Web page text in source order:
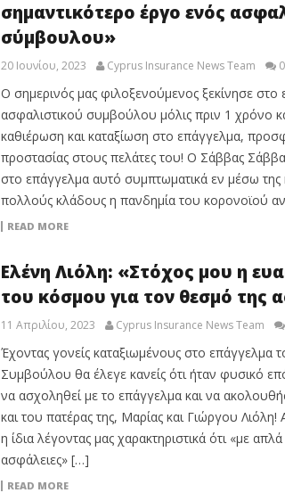
σημαντικότερο έργο ενός
σύμβουλου»
20 Ιουνίου, 2023 Cyprus Insurance News Team 0
Ο σημερινός μας φιλοξενούμενος ξεκίνησε στο
ασφαλιστικού συμβούλου μόλις πριν 1 χρόνο
καθιέρωση και καταξίωση στο επάγγελμα,
προστασίας στους πελάτες του! Ο Σάββας
στο επάγγελμα αυτό συμπτωματικά εν μέσω
πολλούς κλάδους η πανδημία του κορονοϊού
READ MORE
Ελένη Λιόλη: «Στόχος μου η
του κόσμου για τον θεσμό της
11 Απριλίου, 2023 Cyprus Insurance News Team
Έχοντας γονείς καταξιωμένους στο επάγγελμα
Συμβούλου θα έλεγε κανείς ότι ήταν φυσικό
να ασχοληθεί με το επάγγελμα και να
και του πατέρας της, Μαρίας και Γιώργου Λιόλη!
η ίδια λέγοντας μας χαρακτηριστικά ότι «με
ασφάλειες» […]
READ MORE